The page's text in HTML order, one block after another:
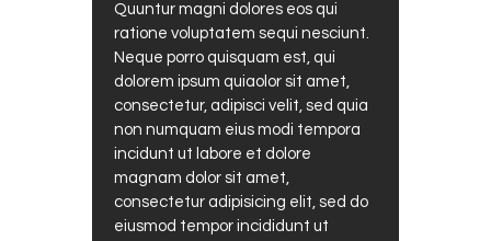
Quuntur magni dolores eos qui
ratione voluptatem sequi nesciunt.
Neque porro quisquam est, qui
dolorem ipsum quiaolor sit amet,
consectetur, adipisci velit, sed quia
non numquam eius modi tempora
incidunt ut labore et dolore
magnam dolor sit amet,
consectetur adipisicing elit, sed do
eiusmod tempor incididunt ut